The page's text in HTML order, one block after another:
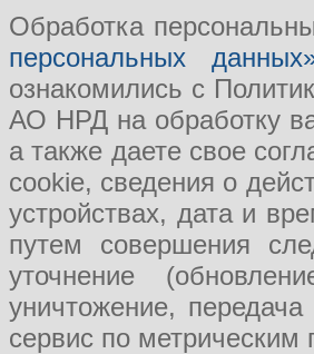
Обработка
персональных
ознакомились с
АО НРД на обработку
а также даете свое
cookie, сведения о
устройствах, дата и
путем совершения
уточнение
уничтожение,
сервис по метрическим